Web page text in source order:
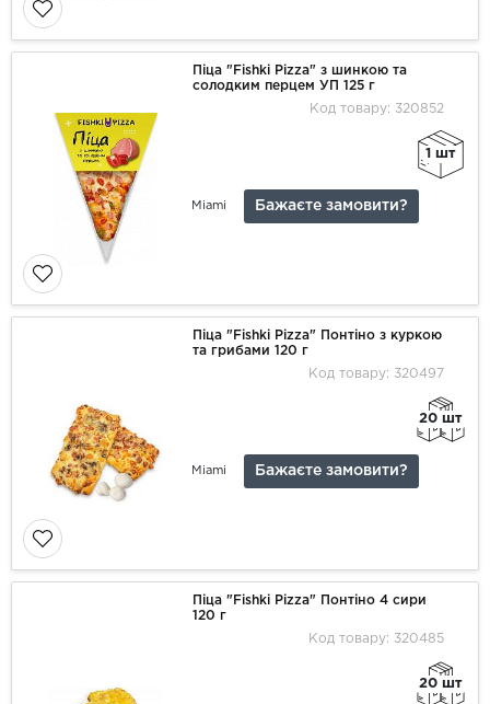
Піца "Fishki Pizza" з шинкою та
солодким перцем УП 125 г
Код товару: 320852
1 шт
Miami Бажаєте замовити?
Піца "Fishki Pizza" Понтіно з куркою
та грибами 120 г
Код товару: 320497
20 шт
Miami Бажаєте замовити?
Піца "Fishki Pizza" Понтіно 4 сири
120 г
Код товару: 320485
20 шт